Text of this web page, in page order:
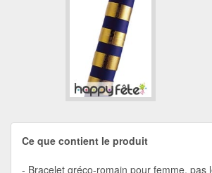
Ce que contient le produit
Bracelet gréco-romain pour femme, pas